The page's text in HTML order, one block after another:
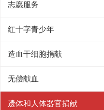
志愿服务
红十字青少年
造血干细胞捐献
无偿献血
遗体和人体器官捐献